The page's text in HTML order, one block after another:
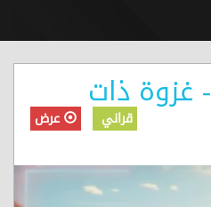
حكاية آية 06 - غزوة ذات
قراني عرض